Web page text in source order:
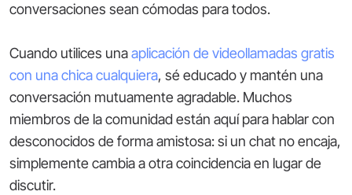
conversaciones sean cómodas para todos.
Cuando utilices unaaplicación de videollamadas gratis
con una chica cualquiera, sé educado y mantén una
conversación mutuamente agradable. Muchos
miembros de la comunidad están aquí para hablar con
desconocidos de forma amistosa: si un chat no encaja,
simplemente cambia a otra coincidencia en lugar de
discutir.